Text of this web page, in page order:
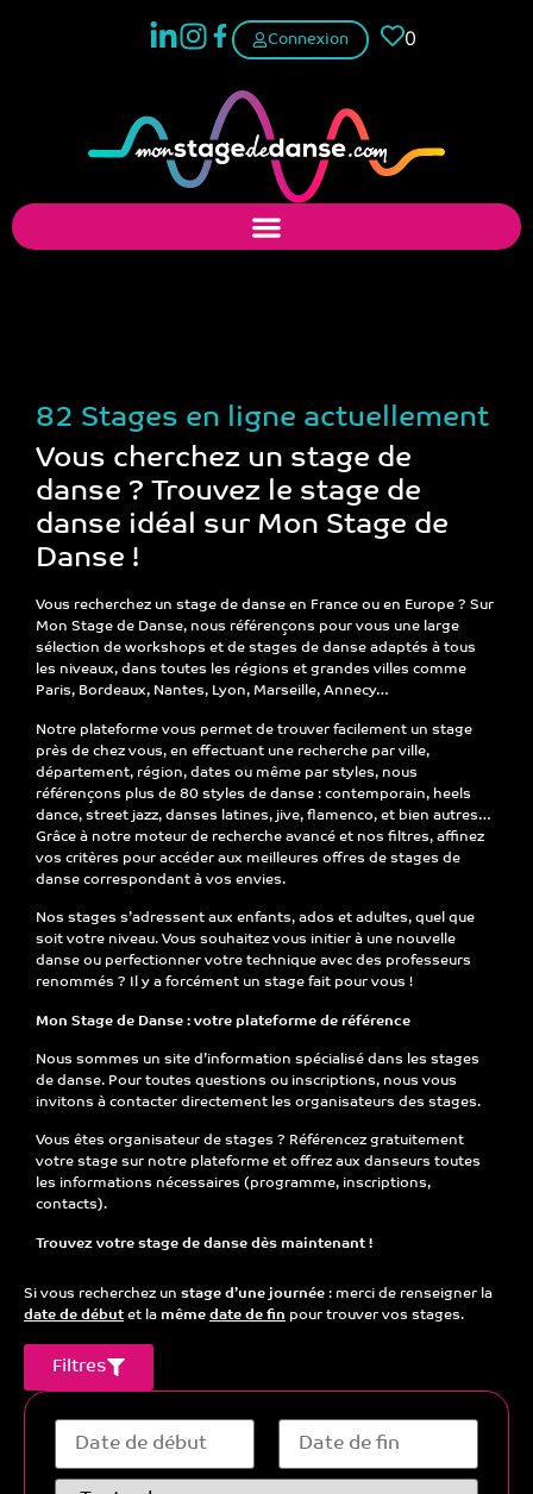
Connexion 0
82 Stages en ligne actuellement
Vous cherchez un stage de
danse ? Trouvez le stage de
danse idéal sur Mon Stage de
Danse !
Vous recherchez un stage de danse en France ou en Europe ? Sur
Mon Stage de Danse, nous référençons pour vous une large
sélection de workshops et de stages de danse adaptés à tous
les niveaux, dans toutes les régions et grandes villes comme
Paris, Bordeaux, Nantes, Lyon, Marseille, Annecy…
Notre plateforme vous permet de trouver facilement un stage
près de chez vous, en effectuant une recherche par ville,
département, région, dates ou même par styles, nous
référençons plus de 80 styles de danse : contemporain, heels
dance, street jazz, danses latines, jive, flamenco, et bien autres…
Grâce à notre moteur de recherche avancé et nos filtres, affinez
vos critères pour accéder aux meilleures offres de stages de
danse correspondant à vos envies.
Nos stages s’adressent aux enfants, ados et adultes, quel que
soit votre niveau. Vous souhaitez vous initier à une nouvelle
danse ou perfectionner votre technique avec des professeurs
renommés ? Il y a forcément un stage fait pour vous !
Mon Stage de Danse : votre plateforme de référence
Nous sommes un site d’information spécialisé dans les stages
de danse. Pour toutes questions ou inscriptions, nous vous
invitons à contacter directement les organisateurs des stages.
Vous êtes organisateur de stages ? Référencez gratuitement
votre stage sur notre plateforme et offrez aux danseurs toutes
les informations nécessaires (programme, inscriptions,
contacts).
Trouvez votre stage de danse dès maintenant !
Si vous recherchez un stage d’une journée : merci de renseigner la
date de débutet la même date de fin pour trouver vos stages.
Filtres